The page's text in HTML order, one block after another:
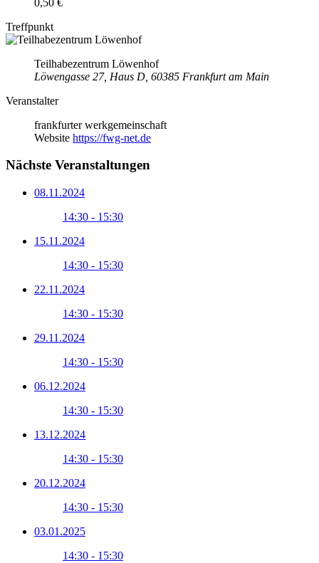
Treffpunkt
Teilhabezentrum Löwenhof
Löwengasse 27, Haus D, 60385 Frankfurt am Main
Veranstalter
frankfurter werkgemeinschaft
Website https://fwg-net.de
Nächste Veranstaltungen
08.11.2024
14:30 - 15:30
15.11.2024
14:30 - 15:30
22.11.2024
14:30 - 15:30
29.11.2024
14:30 - 15:30
06.12.2024
14:30 - 15:30
13.12.2024
14:30 - 15:30
20.12.2024
14:30 - 15:30
03.01.2025
14:30 - 15:30